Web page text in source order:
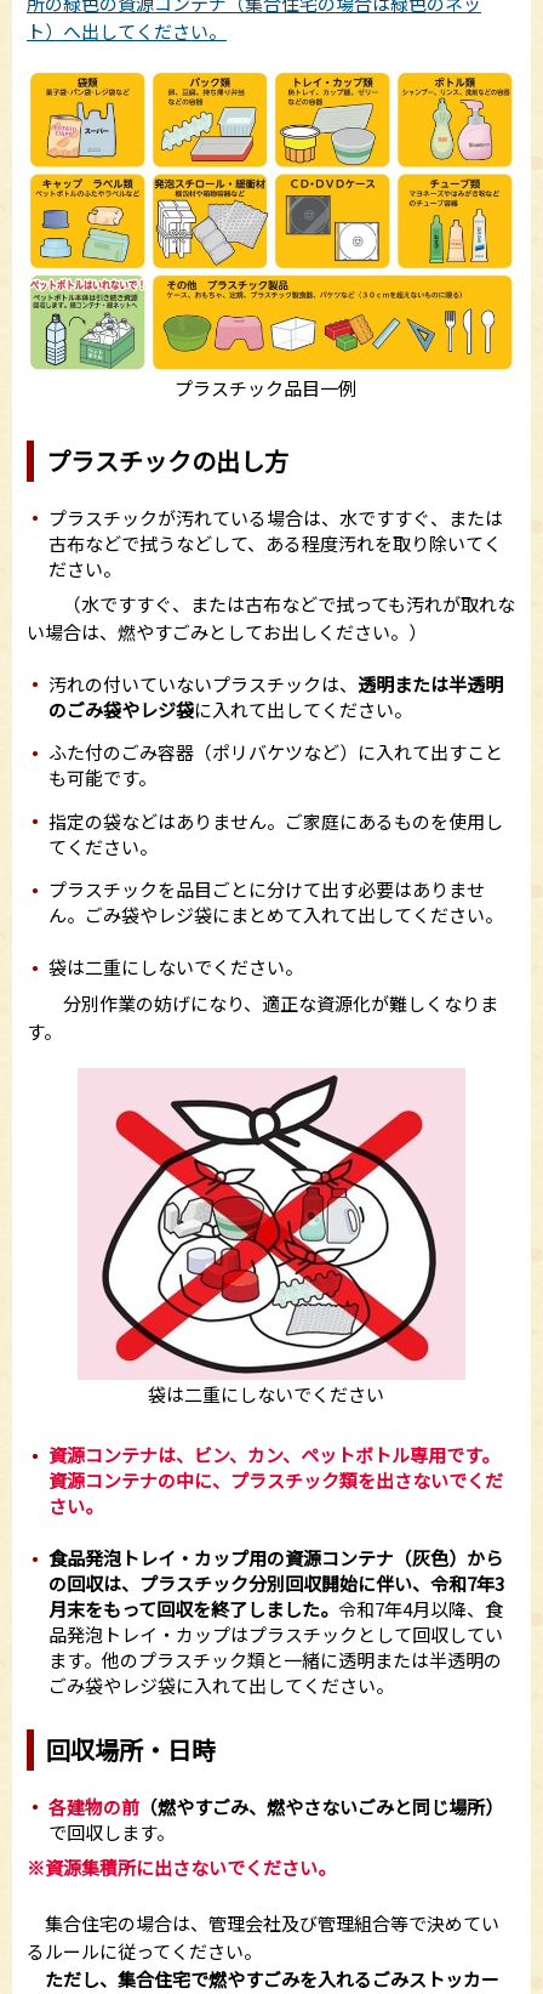
ト）へ出してください。
プラスチック品目一例
プラスチックの出し方
プラスチックが汚れている場合は、水ですすぐ、または
古布などで拭うなどして、ある程度汚れを取り除いてく
ださい。
（水ですすぐ、または古布などで拭っても汚れが取れな
い場合は、燃やすごみとしてお出しください。）
汚れの付いていないプラスチックは、 透明または半透明
のごみ袋やレジ袋に入れて出してください。
ふた付のごみ容器（ポリバケツなど）に入れて出すこと
も可能です。
指定の袋などはありません。ご家庭にあるものを使用し
てください。
プラスチックを品目ごとに分けて出す必要はありませ
ん。ごみ袋やレジ袋にまとめて入れて出してください。
袋は二重にしないでください。
分別作業の妨げになり、適正な資源化が難しくなりま
す。
袋は二重にしないでください
資源コンテナは、ビン、カン、ペットボトル専用です。
資源コンテナの中に、プラスチック類を出さないでくだ
さい。
食品発泡トレイ・カップ用の資源コンテナ（灰色）から
の回収は、プラスチック分別回収開始に伴い、令和7年3
月末をもって回収を終了しました。 令和7年4月以降、食
品発泡トレイ・カップはプラスチックとして回収してい
ます。他のプラスチック類と一緒に透明または半透明の
ごみ袋やレジ袋に入れて出してください。
回収場所・日時
各建物の前 （燃やすごみ、燃やさないごみと同じ場所）
で回収します。
※資源集積所に出さないでください。
集合住宅の場合は、管理会社及び管理組合等で決めてい
るルールに従ってください。
ただし、集合住宅で燃やすごみを入れるごみストッカー